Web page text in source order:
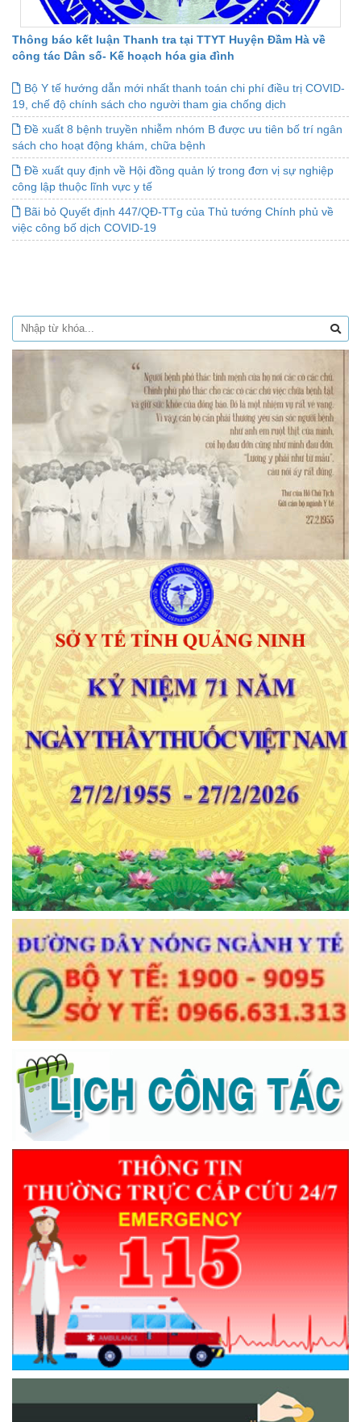
Thông báo kết luận Thanh tra tại TTYT Huyện Đầm Hà về
công tác Dân số- Kế hoạch hóa gia đình
Bộ Y tế hướng dẫn mới nhất thanh toán chi phí điều trị COVID-
19, chế độ chính sách cho người tham gia chống dịch
Đề xuất 8 bệnh truyền nhiễm nhóm B được ưu tiên bố trí ngân
sách cho hoạt động khám, chữa bệnh
Đề xuất quy định về Hội đồng quản lý trong đơn vị sự nghiệp
công lập thuộc lĩnh vực y tế
Bãi bỏ Quyết định 447/QĐ-TTg của Thủ tướng Chính phủ về
việc công bố dịch COVID-19